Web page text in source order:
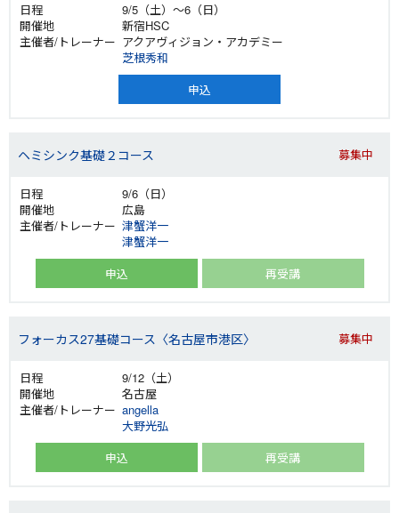
9/5（土）～6（日）
新宿HSC
アクアヴィジョン・アカデミー
芝根秀和
申込
ヘミシンク基礎２コース 募集中
9/6（日）
広島
津蟹洋一
津蟹洋一
申込
再受講
フォーカス27基礎コース〈名古屋市港区〉 募集中
9/12（土）
名古屋
angella
大野光弘
申込
再受講